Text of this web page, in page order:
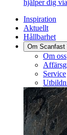
hjälper dig
Inspiration
Aktuellt
Hållbarhet
Om Scanfast
Om oss
Service